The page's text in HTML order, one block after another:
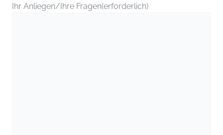
Ihr Anliegen/Ihre Fragen(erforderlich)